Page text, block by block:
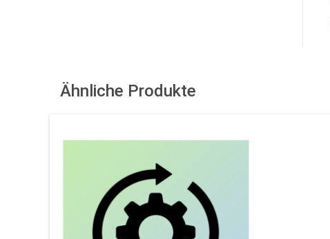
Ähnliche Produkte